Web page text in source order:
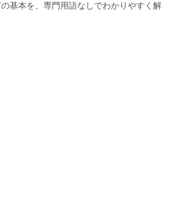
基本を、専門用語なしでわかりやすく解